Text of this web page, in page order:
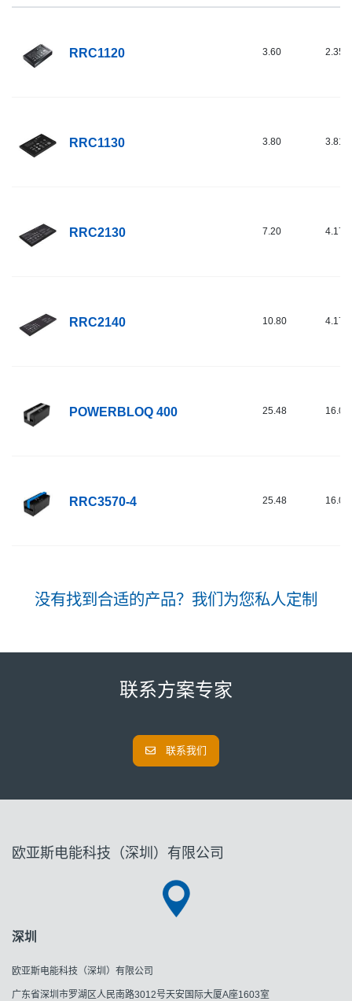
RRC1120 3.60 2.35
RRC1130 3.80 3.81
RRC2130 7.20 4.17
RRC2140 10.80 4.17
POWERBLOQ 400 25.48 16.00
RRC3570-4 25.48 16.00
没有找到合适的产品？我们为您私人定制
联系方案专家
联系我们
欧亚斯电能科技（深圳）有限公司
深圳
欧亚斯电能科技（深圳）有限公司
广东省深圳市罗湖区人民南路3012号天安国际大厦A座1603室